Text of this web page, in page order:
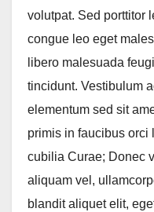
volutpat. Sed porttitor
congue leo eget
libero malesuada
tincidunt. Vestibulum
elementum sed sit
primis in faucibus orci
cubilia Curae; Donec
aliquam vel,
blandit aliquet elit,